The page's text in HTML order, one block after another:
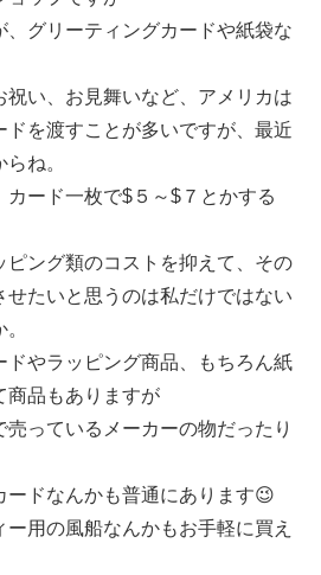
、グリーティングカードや紙袋な
祝い、お見舞いなど、アメリカは
ドを渡すことが多いですが、最近
ね。
ード一枚で$５～$７とかする
ピング類のコストを抑えて、その
せたいと思うのは私だけではない
ドやラッピング商品、もちろん紙
商品もありますが
っているメーカーの物だったり
ードなんかも普通にあります😉
用の風船なんかもお手軽に買え